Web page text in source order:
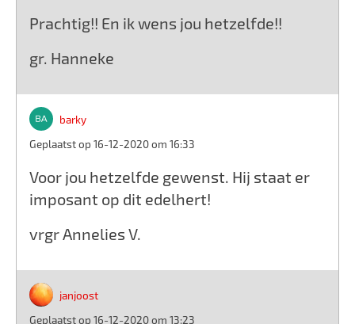
Prachtig!! En ik wens jou hetzelfde!!
gr. Hanneke
barky
Geplaatst op 16-12-2020 om 16:33
Voor jou hetzelfde gewenst. Hij staat er
imposant op dit edelhert!
vrgr Annelies V.
janjoost
Geplaatst op 16-12-2020 om 13:23